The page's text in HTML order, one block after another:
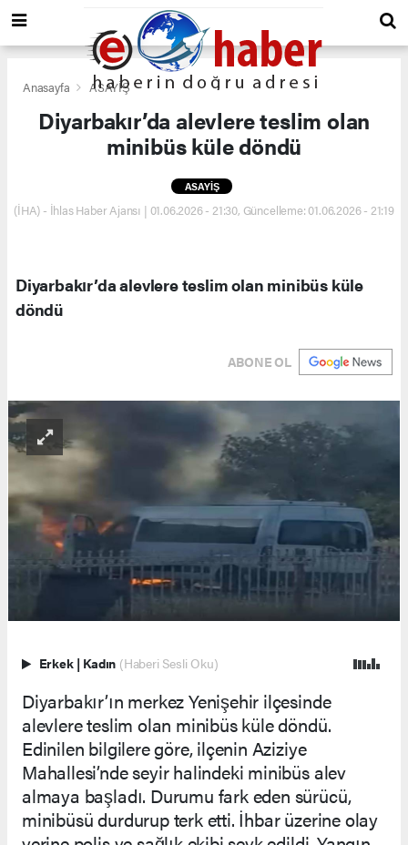
Anasayfa ASAYİŞ
Diyarbakır’da alevlere teslim olan
minibüs küle döndü
ASAYİŞ
(İHA) - İhlas Haber Ajansı | 01.06.2026 - 21:30, Güncelleme: 01.06.2026 - 21:19
Diyarbakır’da alevlere teslim olan minibüs küle
döndü
ABONE OL
Erkek | Kadın (Haberi Sesli Oku)
Diyarbakır’ın merkez Yenişehir ilçesinde
alevlere teslim olan minibüs küle döndü.
Edinilen bilgilere göre, ilçenin Aziziye
Mahallesi’nde seyir halindeki minibüs alev
almaya başladı. Durumu fark eden sürücü,
minibüsü durdurup terk etti. İhbar üzerine olay